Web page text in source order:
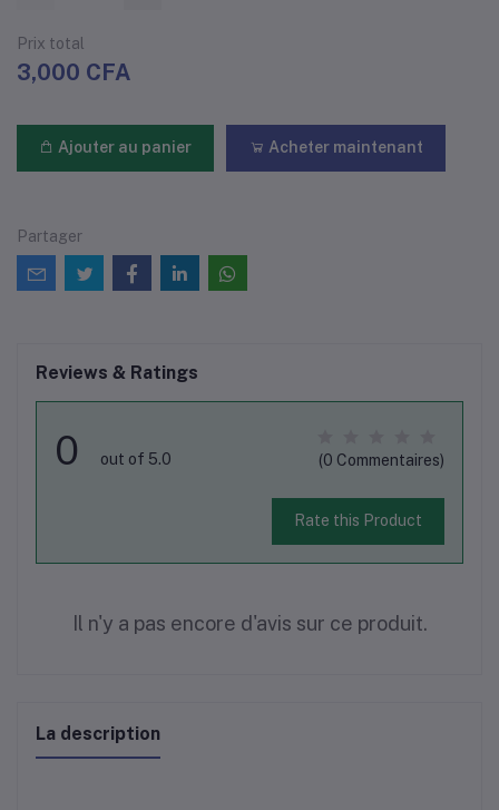
Prix ​​total
3,000 CFA
Ajouter au panier Acheter maintenant
Partager
Reviews & Ratings
0 out of 5.0 (0 Commentaires)
Rate this Product
Il n'y a pas encore d'avis sur ce produit.
La description